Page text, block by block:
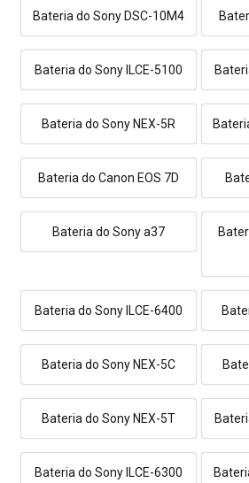
Bateria do Sony DSC-10M4
Bateria do Sony ILCE-5100
Bateria do Sony NEX-5R
Bateria do Canon EOS 7D
Bateria do Sony a37
Bateria do Sony ILCE-6400
Bateria do Sony NEX-5C
Bateria do Sony NEX-5T
Bateria do Sony ILCE-6300